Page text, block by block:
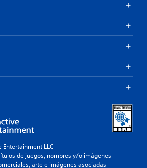
Entertainment LLC
de juegos, nombres y/o imágenes
arte e imágenes asociadas